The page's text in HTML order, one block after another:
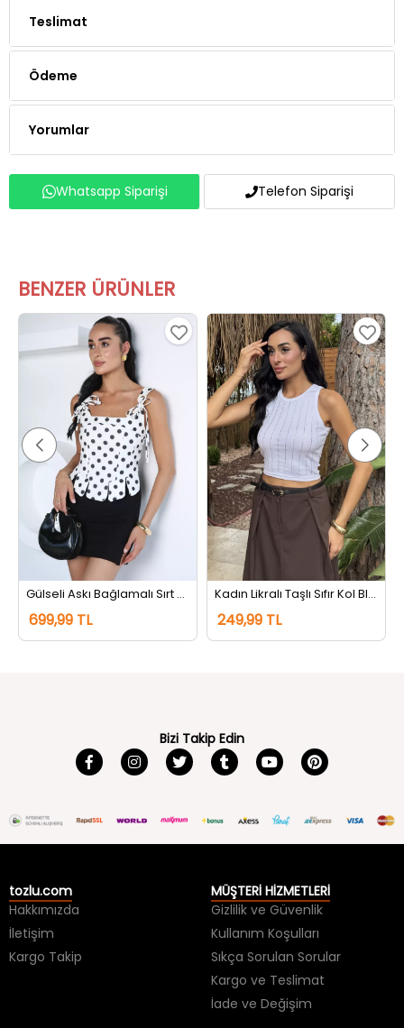
Teslimat
Ödeme
Yorumlar
Whatsapp Siparişi Telefon Siparişi
BENZER ÜRÜNLER
Gülseli Askı Bağlamalı Sırt Fermuarlı Puantiyeli Bluz Kremsiyahlı
699,99 TL
Kadın Likralı Taşlı Sıfır Kol Bluz Beyaz
249,99 TL
Bizi Takip Edin
tozlu.com
Hakkımızda
İletişim
Kargo Takip
MÜŞTERİ HİZMETLERİ
Gizlilik ve Güvenlik
Kullanım Koşulları
Sıkça Sorulan Sorular
Kargo ve Teslimat
İade ve Değişim